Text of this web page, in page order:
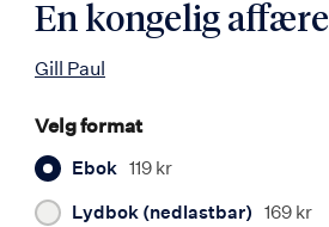
En kongelig affære
Gill Paul
Velg format
Ebok 119 kr
Lydbok (nedlastbar) 169 kr